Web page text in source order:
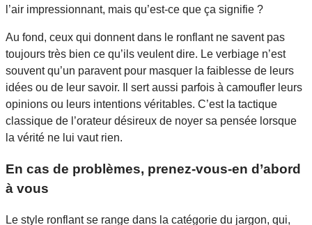
l’air impressionnant, mais qu’est-ce que ça signifie ?
Au fond, ceux qui donnent dans le ronflant ne savent pas
toujours très bien ce qu’ils veulent dire. Le verbiage n’est
souvent qu’un paravent pour masquer la faiblesse de leurs
idées ou de leur savoir. Il sert aussi parfois à camoufler leurs
opinions ou leurs intentions véritables. C’est la tactique
classique de l’orateur désireux de noyer sa pensée lorsque
la vérité ne lui vaut rien.
En cas de problèmes, prenez-vous-en d’abord
à vous
Le style ronflant se range dans la catégorie du jargon, qui,